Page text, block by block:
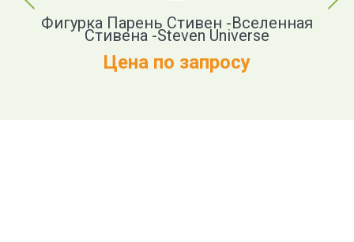
Фигурка Парень Стивен -Вселенная
Стивена -Steven Universe
Цена по запросу